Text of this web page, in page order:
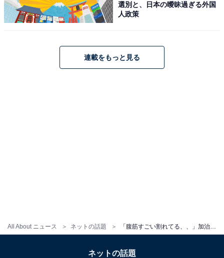
All About ニュース ネットの話題
選別と、日本の曖昧過ぎる外国
人政策
連載をもっと見る
ネットの話題